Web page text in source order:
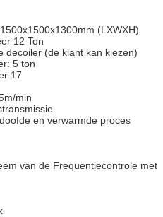
(LXWXH)
12 Ton
decoiler (de klant kan kiezen)
5 ton
17
min
en verwarmde proces
van de Frequentiecontrole met